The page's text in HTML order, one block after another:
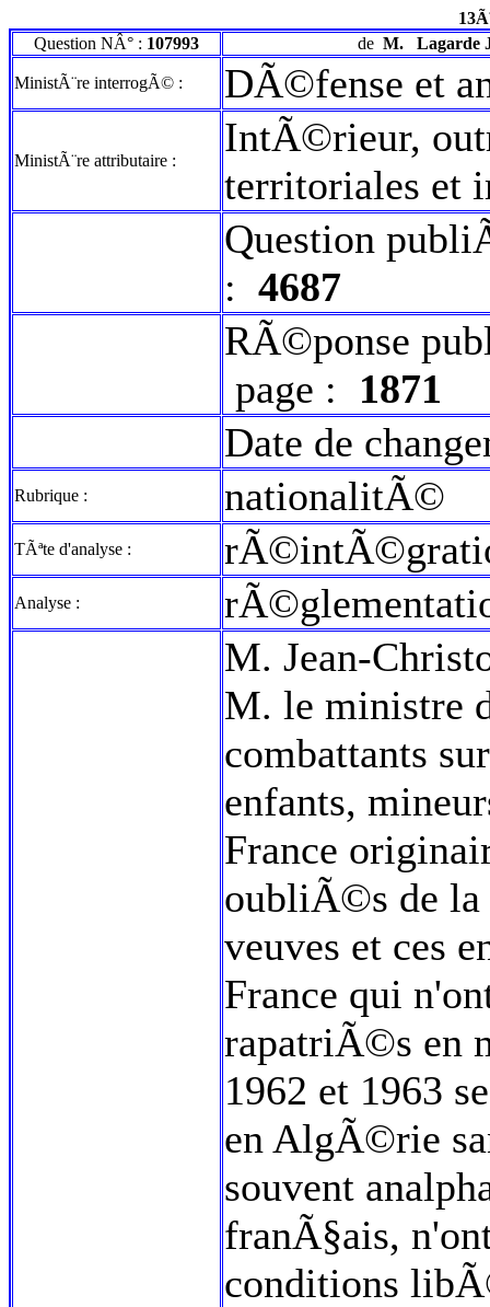
Question NÂ° : 107993 de M. Lagarde
MinistÃ¨re interrogÃ© : DÃ©fense et
MinistÃ¨re attributaire :
IntÃ©rieur,
territoriales et
Question
: 4687
RÃ©ponse
page : 1871
Date de
Rubrique : nationalitÃ©
TÃªte d'analyse :
Analyse :
M. Jean-
M. le ministre
combattants
enfants,
France
oubliÃ©s de la
veuves et ces
France qui
rapatriÃ©s en
1962 et 1963
en AlgÃ©rie
souvent
franÃ§ais,
conditions